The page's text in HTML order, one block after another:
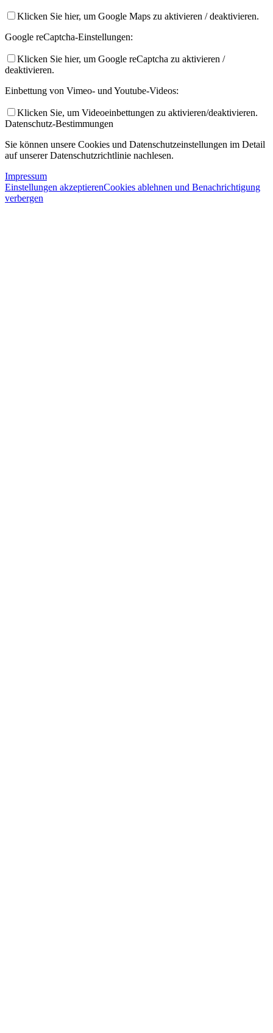
Klicken Sie hier, um Google Maps zu aktivieren / deaktivieren.
Google reCaptcha-Einstellungen:
Klicken Sie hier, um Google reCaptcha zu aktivieren /
deaktivieren.
Einbettung von Vimeo- und Youtube-Videos:
Klicken Sie, um Videoeinbettungen zu aktivieren/deaktivieren.
Datenschutz-Bestimmungen
Sie können unsere Cookies und Datenschutzeinstellungen im Detail
auf unserer Datenschutzrichtlinie nachlesen.
Impressum
Einstellungen akzeptierenCookies ablehnen und Benachrichtigung
verbergen